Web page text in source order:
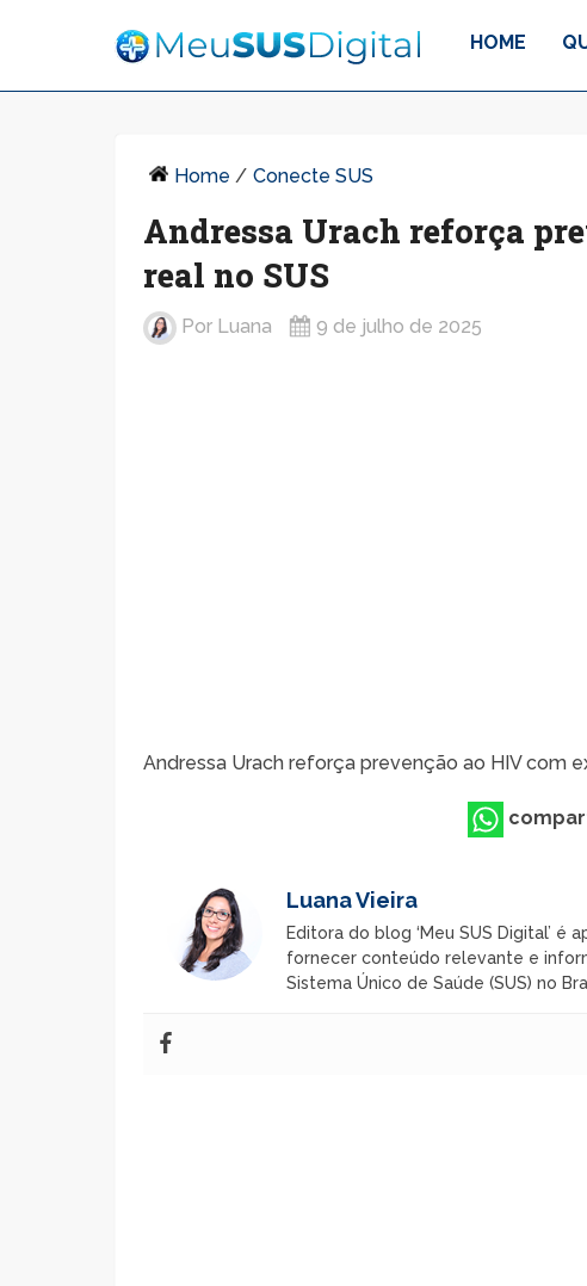
HOME
Home / Conecte SUS
Andressa Urach reforça
real no SUS
Por Luana 9 de julho de 2025
Andressa Urach reforça prevenção ao HIV com
Luana Vieira
Editora do blog ‘Meu SUS Digital’
fornecer conteúdo relevante e
Sistema Único de Saúde (SUS) no